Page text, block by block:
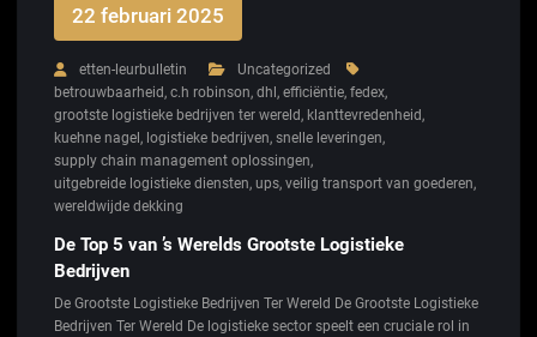
22 februari 2025
etten-leurbulletin
Uncategorized
betrouwbaarheid, c.h robinson, dhl , efficiëntie, fedex,
grootste logistieke bedrijven ter wereld, klanttevredenheid,
kuehne nagel , logistieke bedrijven, snelle leveringen,
supply chain management oplossingen,
uitgebreide logistieke diensten, ups, veilig transport van goederen,
wereldwijde dekking
De Top 5 van ’s Werelds Grootste Logistieke
Bedrijven
De Grootste Logistieke Bedrijven Ter Wereld De Grootste Logistieke
Bedrijven Ter Wereld De logistieke sector speelt een cruciale rol in